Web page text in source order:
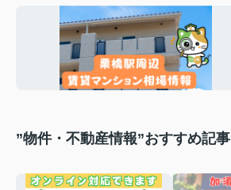
”物件・不動産情報”おすすめ記事